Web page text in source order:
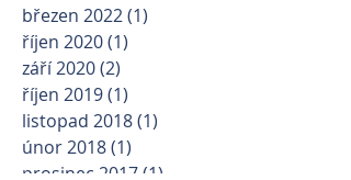
březen 2022(1)
říjen 2020(1)
září 2020(2)
říjen 2019(1)
listopad 2018(1)
únor 2018(1)
prosinec 2017(1)